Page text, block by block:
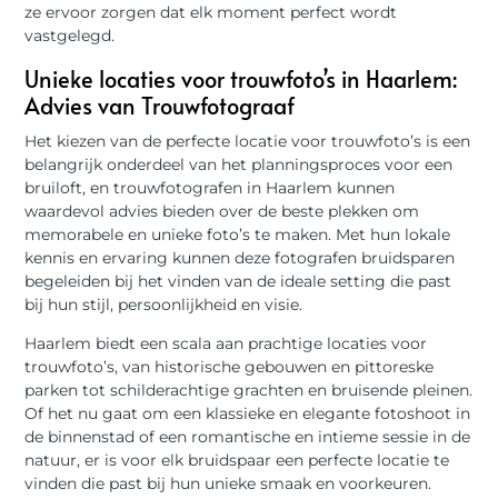
ze ervoor zorgen dat elk moment perfect wordt
vastgelegd.
Unieke locaties voor trouwfoto’s in Haarlem:
Advies van Trouwfotograaf
Het kiezen van de perfecte locatie voor trouwfoto’s is een
belangrijk onderdeel van het planningsproces voor een
bruiloft, en trouwfotografen in Haarlem kunnen
waardevol advies bieden over de beste plekken om
memorabele en unieke foto’s te maken. Met hun lokale
kennis en ervaring kunnen deze fotografen bruidsparen
begeleiden bij het vinden van de ideale setting die past
bij hun stijl, persoonlijkheid en visie.
Haarlem biedt een scala aan prachtige locaties voor
trouwfoto’s, van historische gebouwen en pittoreske
parken tot schilderachtige grachten en bruisende pleinen.
Of het nu gaat om een klassieke en elegante fotoshoot in
de binnenstad of een romantische en intieme sessie in de
natuur, er is voor elk bruidspaar een perfecte locatie te
vinden die past bij hun unieke smaak en voorkeuren.